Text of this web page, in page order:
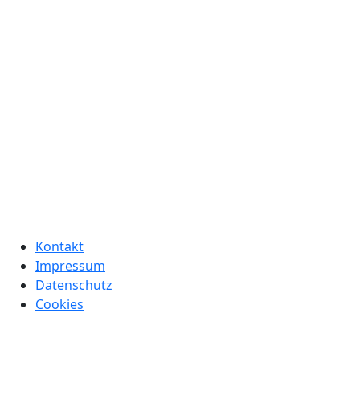
Kontakt
Impressum
Datenschutz
Cookies